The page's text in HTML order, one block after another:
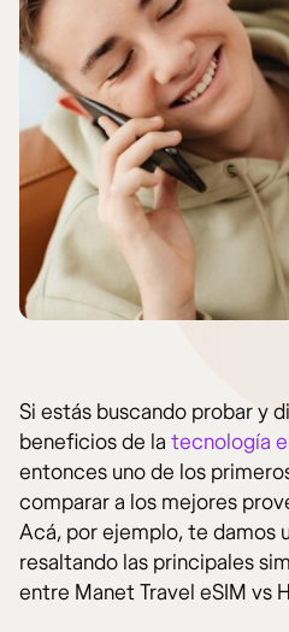
Si estás buscando probar y
beneficios de la tecnología
entonces uno de los
comparar a los mejores
Acá, por ejemplo, te damos
resaltando las principales
entre Manet Travel eSIM vs